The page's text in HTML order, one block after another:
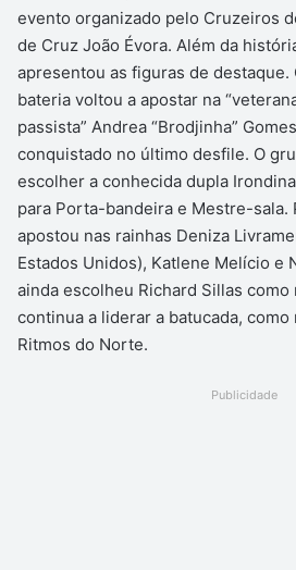
evento organizado pelo Cruzeiros
de Cruz João Évora. Além da
apresentou as figuras de destaque.
bateria voltou a apostar na
passista” Andrea “Brodjinha”
conquistado no último desfile. O
escolher a conhecida dupla
para Porta-bandeira e Mestre-sala.
apostou nas rainhas Deniza
Estados Unidos), Katlene Melício e
ainda escolheu Richard Sillas como
continua a liderar a batucada,
Ritmos do Norte.
Publicidade